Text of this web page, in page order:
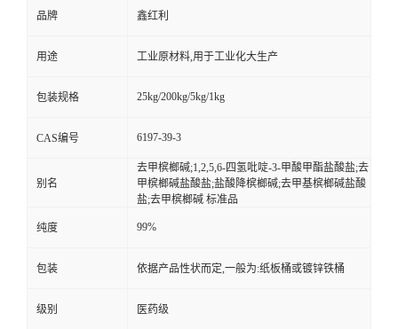
品牌 鑫红利
用途 工业原材料,用于工业化大生产
包装规格 25kg/200kg/5kg/1kg
CAS编号 6197-39-3
别名
去甲槟榔碱;1,2,5,6-四氢吡啶-3-甲酸甲酯盐酸盐;去
甲槟榔碱盐酸盐;盐酸降槟榔碱;去甲基槟榔碱盐酸
盐;去甲槟榔碱 标准品
纯度 99%
包装 依据产品性状而定,一般为:纸板桶或镀锌铁桶
级别 医药级